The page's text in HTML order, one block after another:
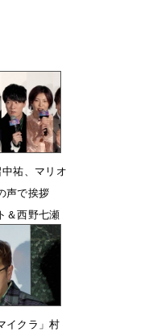
祐、マリオ
声で挨拶
＆西野七瀬
登場
時48分
イクラ」村